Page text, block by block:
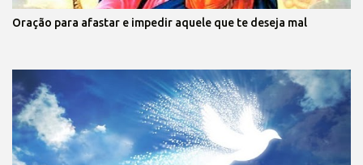
Oração para afastar e impedir aquele que te deseja mal